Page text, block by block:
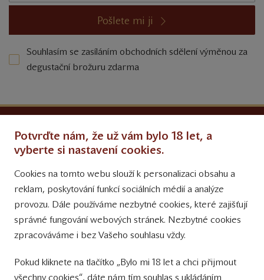
Pošlete mi ji
Souhlasím se zasíláním obchodních sdělení výměnou za
degustační brožuru zdarma
Obchodní podmínky
Přinášíme vám týdně
tipy na Facebooku
Sledujte nás
na Instagramu
Sledujte náš
YouTube kanál
Potvrďte nám, že už vám bylo 18 let, a
vyberte si nastavení cookies.
Cookies na tomto webu slouží k personalizaci obsahu a
reklam, poskytování funkcí sociálních médií a analýze
provozu. Dále používáme nezbytné cookies, které zajišťují
správné fungování webových stránek. Nezbytné cookies
zpracováváme i bez Vašeho souhlasu vždy.
Pokud kliknete na tlačítko „Bylo mi 18 let a chci přijmout
všechny cookies“, dáte nám tím souhlas s ukládáním